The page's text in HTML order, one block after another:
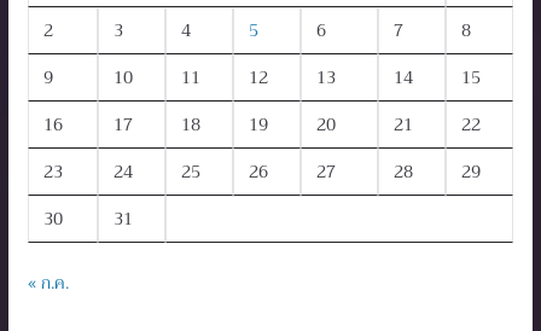
2
3 4 5 6 7
8
9
10 11 12 13 14
15
16
17 18 19 20 21
22
23
24 25 26 27 28
29
30
31
« ก.ค.